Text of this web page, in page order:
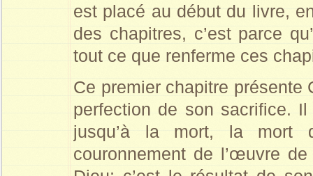
est placé au début du livre,
des chapitres, c’est parce
tout ce que renferme ces
Ce premier chapitre présente
perfection de son sacrifice.
jusqu’à la mort, la mort
couronnement de l’œuvre